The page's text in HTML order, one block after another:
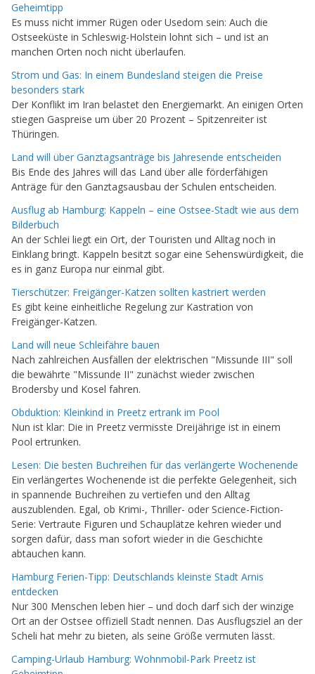
Geheimtipp
Es muss nicht immer Rügen oder Usedom sein: Auch die
Ostseeküste in Schleswig-Holstein lohnt sich – und ist an
manchen Orten noch nicht überlaufen.
Strom und Gas: In einem Bundesland steigen die Preise
besonders stark
Der Konflikt im Iran belastet den Energiemarkt. An einigen Orten
stiegen Gaspreise um über 20 Prozent – Spitzenreiter ist
Thüringen.
Land will über Ganztagsanträge bis Jahresende entscheiden
Bis Ende des Jahres will das Land über alle förderfähigen
Anträge für den Ganztagsausbau der Schulen entscheiden.
Ausflug ab Hamburg: Kappeln – eine Ostsee-Stadt wie aus dem
Bilderbuch
An der Schlei liegt ein Ort, der Touristen und Alltag noch in
Einklang bringt. Kappeln besitzt sogar eine Sehenswürdigkeit, die
es in ganz Europa nur einmal gibt.
Tierschützer: Freigänger-Katzen sollten kastriert werden
Es gibt keine einheitliche Regelung zur Kastration von
Freigänger-Katzen.
Land will neue Schleifähre bauen
Nach zahlreichen Ausfällen der elektrischen "Missunde III" soll
die bewährte "Missunde II" zunächst wieder zwischen
Brodersby und Kosel fahren.
Obduktion: Kleinkind in Preetz ertrank im Pool
Nun ist klar: Die in Preetz vermisste Dreijährige ist in einem
Pool ertrunken.
Lesen: Die besten Buchreihen für das verlängerte Wochenende
Ein verlängertes Wochenende ist die perfekte Gelegenheit, sich
in spannende Buchreihen zu vertiefen und den Alltag
auszublenden. Egal, ob Krimi-, Thriller- oder Science-Fiction-
Serie: Vertraute Figuren und Schauplätze kehren wieder und
sorgen dafür, dass man sofort wieder in die Geschichte
abtauchen kann.
Hamburg Ferien-Tipp: Deutschlands kleinste Stadt Arnis
entdecken
Nur 300 Menschen leben hier – und doch darf sich der winzige
Ort an der Ostsee offiziell Stadt nennen. Das Ausflugsziel an der
Scheli hat mehr zu bieten, als seine Größe vermuten lässt.
Camping-Urlaub Hamburg: Wohnmobil-Park Preetz ist